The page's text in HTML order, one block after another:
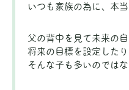
いつも家族の為に、本
父の背中を見て未来の
将来の目標を設定したり
そんな子も多いのでは